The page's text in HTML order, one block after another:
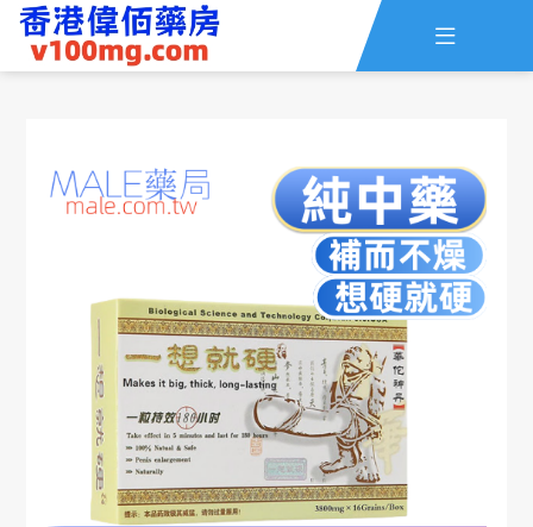

資訊 線上留言